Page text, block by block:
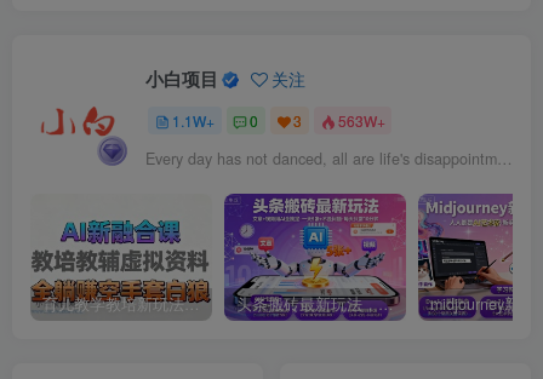
小白项目 关注
1.1W+ 0 3 563W+
育儿教学教培新玩法，AI生成教学视频，市场大，操作简单，变现天花板非常高 头条搬砖最新玩法，文章+视频用AI全搞定，一天5张+不是问题，每天只需10分钟